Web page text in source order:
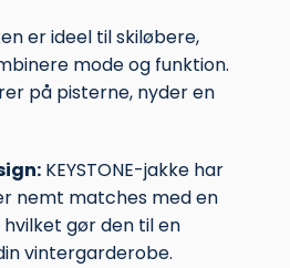
er ideel til skiløbere,
mode og funktion.
på pisterne, nyder en
KEYSTONE-jakke har
nemt matches med en
gør den til en
vintergarderobe.